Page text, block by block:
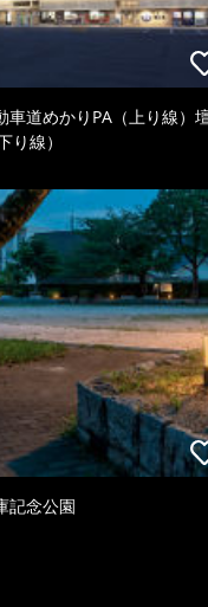
車道めかりPA（上り線）
り線）
記念公園